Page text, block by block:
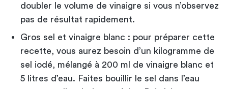
doubler le volume de vinaigre si vous n’observez
pas de résultat rapidement.
Gros sel et vinaigre blanc : pour préparer cette
recette, vous aurez besoin d’un kilogramme de
sel iodé, mélangé à 200 ml de vinaigre blanc et
5 litres d’eau. Faites bouillir le sel dans l’eau